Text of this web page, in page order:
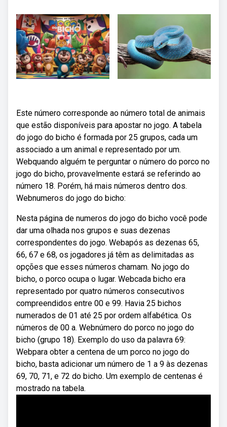
Este número corresponde ao número total de animais
que estão disponíveis para apostar no jogo. A tabela
do jogo do bicho é formada por 25 grupos, cada um
associado a um animal e representado por um.
Webquando alguém te perguntar o número do porco no
jogo do bicho, provavelmente estará se referindo ao
número 18. Porém, há mais números dentro dos.
Webnumeros do jogo do bicho:
Nesta página de numeros do jogo do bicho você pode
dar uma olhada nos grupos e suas dezenas
correspondentes do jogo. Webapós as dezenas 65,
66, 67 e 68, os jogadores já têm as delimitadas as
opções que esses números chamam. No jogo do
bicho, o porco ocupa o lugar. Webcada bicho era
representado por quatro números consecutivos
compreendidos entre 00 e 99. Havia 25 bichos
numerados de 01 até 25 por ordem alfabética. Os
números de 00 a. Webnúmero do porco no jogo do
bicho (grupo 18). Exemplo do uso da palavra 69:
Webpara obter a centena de um porco no jogo do
bicho, basta adicionar um número de 1 a 9 às dezenas
69, 70, 71, e 72 do bicho. Um exemplo de centenas é
mostrado na tabela.